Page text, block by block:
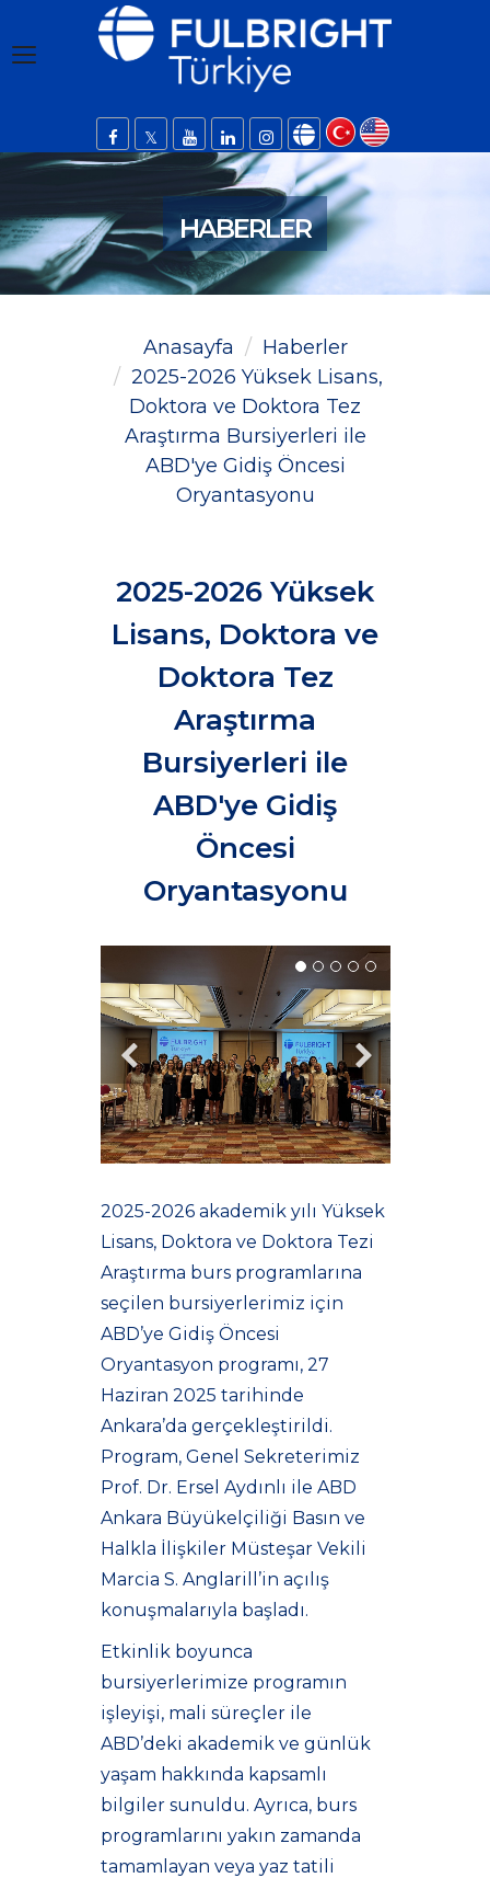
HABERLER
Anasayfa
Haberler
2025-2026 Yüksek Lisans,
Doktora ve Doktora Tez
Araştırma Bursiyerleri ile
ABD'ye Gidiş Öncesi
Oryantasyonu
2025-2026 Yüksek
Lisans, Doktora ve
Doktora Tez
Araştırma
Bursiyerleri ile
ABD'ye Gidiş
Öncesi
Oryantasyonu
2025-2026 akademik yılı Yüksek
Lisans, Doktora ve Doktora Tezi
Araştırma burs programlarına
seçilen bursiyerlerimiz için
ABD’ye Gidiş Öncesi
Oryantasyon programı, 27
Haziran 2025 tarihinde
Ankara’da gerçekleştirildi.
Program, Genel Sekreterimiz
Prof. Dr. Ersel Aydınlı ile ABD
Ankara Büyükelçiliği Basın ve
Halkla İlişkiler Müsteşar Vekili
Marcia S. Anglarill’in açılış
konuşmalarıyla başladı.
Etkinlik boyunca
bursiyerlerimize programın
işleyişi, mali süreçler ile
ABD’deki akademik ve günlük
yaşam hakkında kapsamlı
bilgiler sunuldu. Ayrıca, burs
programlarını yakın zamanda
tamamlayan veya yaz tatili